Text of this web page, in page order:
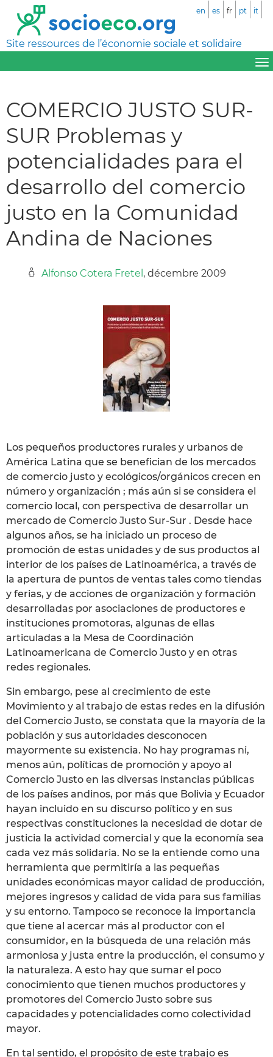
Site ressources de l’économie sociale et solidaire
en es fr pt it
COMERCIO JUSTO SUR-
SUR Problemas y
potencialidades para el
desarrollo del comercio
justo en la Comunidad
Andina de Naciones
Alfonso Cotera Fretel , décembre 2009
Los pequeños productores rurales y urbanos de
América Latina que se benefician de los mercados
de comercio justo y ecológicos/orgánicos crecen en
número y organización ; más aún si se considera el
comercio local, con perspectiva de desarrollar un
mercado de Comercio Justo Sur-Sur . Desde hace
algunos años, se ha iniciado un proceso de
promoción de estas unidades y de sus productos al
interior de los países de Latinoamérica, a través de
la apertura de puntos de ventas tales como tiendas
y ferias, y de acciones de organización y formación
desarrolladas por asociaciones de productores e
instituciones promotoras, algunas de ellas
articuladas a la Mesa de Coordinación
Latinoamericana de Comercio Justo y en otras
redes regionales.
Sin embargo, pese al crecimiento de este
Movimiento y al trabajo de estas redes en la difusión
del Comercio Justo, se constata que la mayoría de la
población y sus autoridades desconocen
mayormente su existencia. No hay programas ni,
menos aún, políticas de promoción y apoyo al
Comercio Justo en las diversas instancias públicas
de los países andinos, por más que Bolivia y Ecuador
hayan incluido en su discurso político y en sus
respectivas constituciones la necesidad de dotar de
justicia la actividad comercial y que la economía sea
cada vez más solidaria. No se la entiende como una
herramienta que permitiría a las pequeñas
unidades económicas mayor calidad de producción,
mejores ingresos y calidad de vida para sus familias
y su entorno. Tampoco se reconoce la importancia
que tiene al acercar más al productor con el
consumidor, en la búsqueda de una relación más
armoniosa y justa entre la producción, el consumo y
la naturaleza. A esto hay que sumar el poco
conocimiento que tienen muchos productores y
promotores del Comercio Justo sobre sus
capacidades y potencialidades como colectividad
mayor.
En tal sentido, el propósito de este trabajo es